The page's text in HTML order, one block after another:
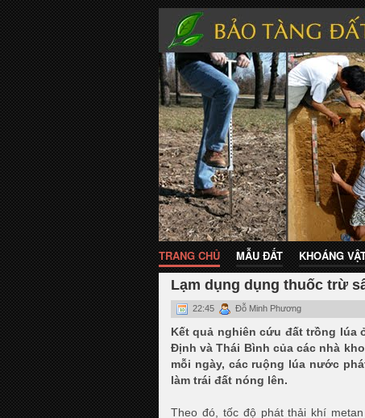
TRANG CHỦ MẪU ĐẤT KHOÁNG
Lạm dụng dụng thuốc trừ
22:45 Đỗ Minh Phương
Kết quả nghiên cứu đất trồng lúa
Định và Thái Bình của các nhà
mỗi ngày, các ruộng lúa nước
làm trái đất nóng lên.
Theo đó, tốc độ phát thải khí